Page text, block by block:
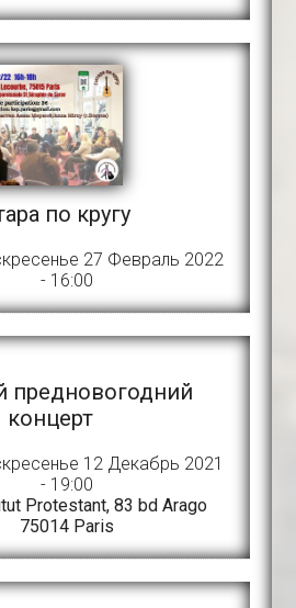
по кругу
27 Февраль 2022
- 16:00
предновогодний
концерт
12 Декабрь 2021
- 19:00
Protestant, 83 bd Arago
75014 Paris